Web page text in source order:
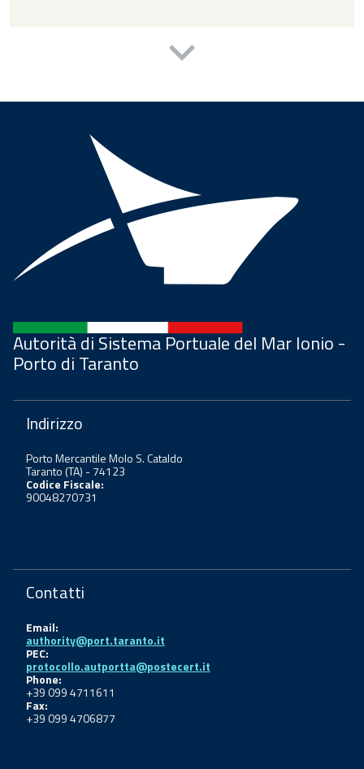
Autorità di Sistema Portuale del Mar Ionio -
Porto di Taranto
Indirizzo
Porto Mercantile Molo S. Cataldo
Taranto (TA) - 74123
Codice Fiscale:
90048270731
Contatti
Email:
authority@port.taranto.it
PEC:
protocollo.autportta@postecert.it
Phone:
+39 099 4711611
Fax:
+39 099 4706877